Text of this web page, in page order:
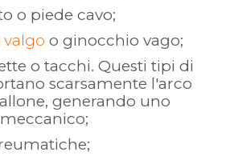
o piede cavo;
o ginocchio vago;
o tacchi. Questi tipi di
scarsamente l'arco
generando uno